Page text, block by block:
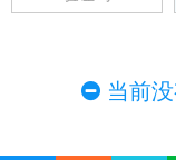
当前没